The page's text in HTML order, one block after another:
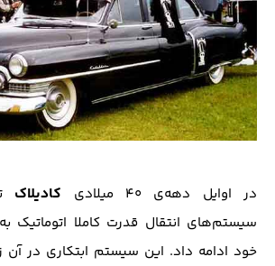
در اوایل دهه‌ی ۴۰ میلادی کادیلاک
سیستم‌های انتقال قدرت کاملا اتوماتیک
خود ادامه داد. این سیستم ابتکاری در آن